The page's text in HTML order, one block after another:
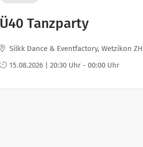
Ü40 Tanzparty
Silkk Dance & Eventfactory, Wetzikon ZH
15.08.2026 | 20:30 Uhr - 00:00 Uhr